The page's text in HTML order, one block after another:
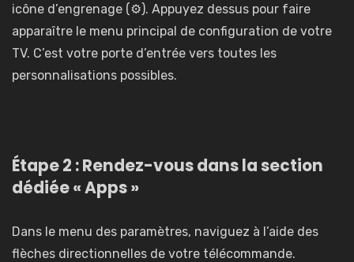
icône d’engrenage (⚙️). Appuyez dessus pour faire
apparaître le menu principal de configuration de votre
TV. C’est votre porte d’entrée vers toutes les
personnalisations possibles.
Étape 2 : Rendez-vous dans la section
dédiée « Apps »
Dans le menu des paramètres, naviguez à l’aide des
flèches directionnelles de votre télécommande.